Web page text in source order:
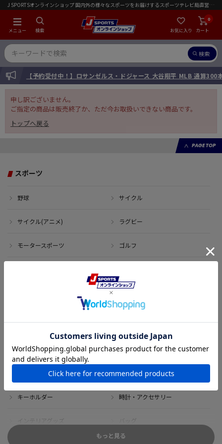
J SPORTSオンラインショップ 国内外の様々なスポーツをお届けするスポーツテレビ局直営店｜会員限定初回ご注文送料無料キャンペーン実施中！
メニュー 検索 お気に入り カート
0
検索
INFORMATION【予約受付中！】ロサンゼルス・ドジャース 大谷翔平 MLB 通算300
申し訳ございません。
ご指定の商品は販売終了か、ただ今お取扱いできない商品です。
トップへ戻る
PAGE TOP
スポーツ
野球 サイクル
サイクル(アニメ) ラグビー
モータースポーツ ゴルフ
アウトレット サイン・記念グッズ
ボブルヘッド・ぬいぐるみ Tシャツ
DVD・ブルーレイ 雑貨
キーホルダー 時計・アクセサリー
インテリアグッズ バッグ
もっと見る